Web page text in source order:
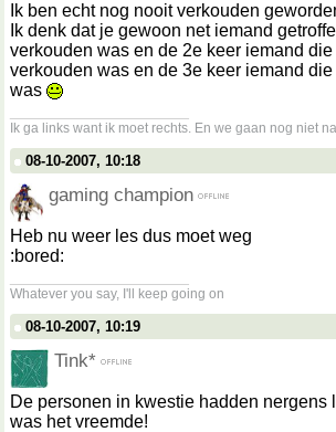
Ik ben echt nog nooit verkouden
Ik denk dat je gewoon net iemand
verkouden was en de 2e keer iemand
verkouden was en de 3e keer iemand
was
Ik ga links want ik moet rechts. En we gaan nog niet
08-10-2007, 10:18
gaming champion
Heb nu weer les dus moet weg
:bored:
Whatever you say, I'll keep going on
08-10-2007, 10:19
Tink*
De personen in kwestie hadden nergens
was het vreemde!